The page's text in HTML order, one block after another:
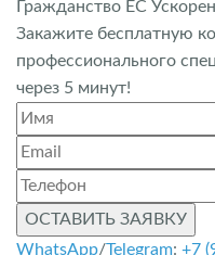
Гражданство ЕС
Закажите бесплатную
профессионального
через 5 минут!
ОСТАВИТЬ ЗАЯВКУ
WhatsApp/Telegram: +7